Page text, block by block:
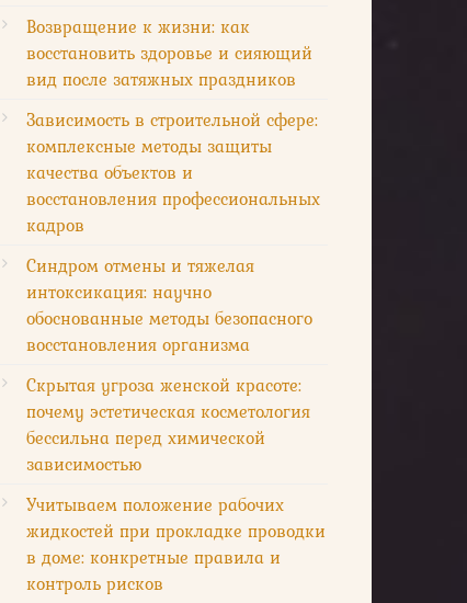
Возвращение к жизни: как
восстановить здоровье и сияющий
вид после затяжных праздников
Зависимость в строительной сфере:
комплексные методы защиты
качества объектов и
восстановления профессиональных
кадров
Синдром отмены и тяжелая
интоксикация: научно
обоснованные методы безопасного
восстановления организма
Скрытая угроза женской красоте:
почему эстетическая косметология
бессильна перед химической
зависимостью
Учитываем положение рабочих
жидкостей при прокладке проводки
в доме: конкретные правила и
контроль рисков